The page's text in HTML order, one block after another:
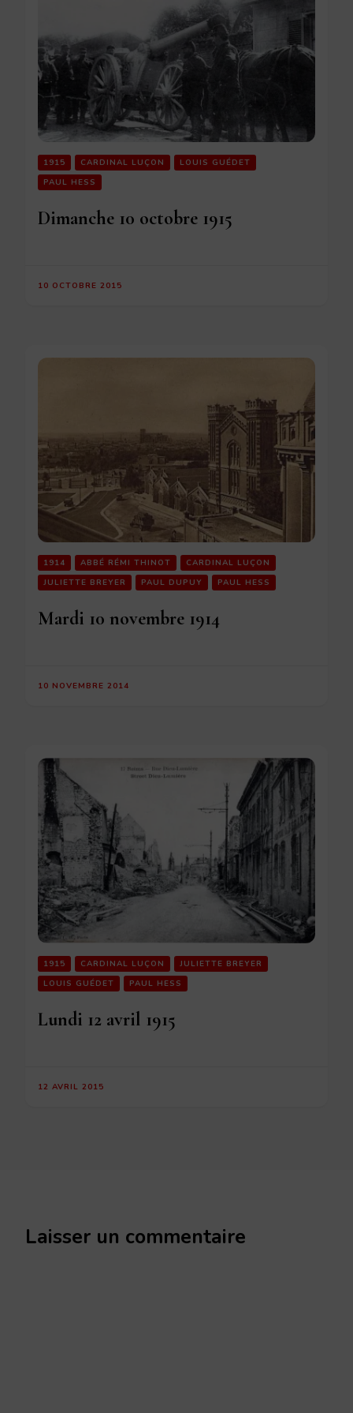
1915 CARDINAL LUÇON
LOUIS GUÉDET
PAUL HESS
Dimanche 10 octobre 1915
10 OCTOBRE 2015
1914 ABBÉ RÉMI THINOT
CARDINAL LUÇON
JULIETTE BREYER
PAUL DUPUY PAUL HESS
Mardi 10 novembre 1914
10 NOVEMBRE 2014
1915 CARDINAL LUÇON
JULIETTE BREYER
LOUIS GUÉDET
PAUL HESS
Lundi 12 avril 1915
12 AVRIL 2015
Laisser un commentaire